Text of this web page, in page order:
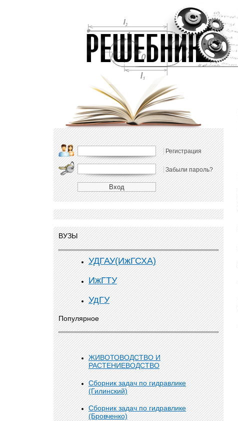
Регистрация
Забыли пароль?
ВУЗЫ
УДГАУ(ИжГСХА)
ИжГТУ
УдГУ
Популярное
ЖИВОТОВОДСТВО И
РАСТЕНИЕВОДСТВО
Сборник задач по гидравлике
(Гилинский)
Сборник задач по гидравлике
(Бровченко)